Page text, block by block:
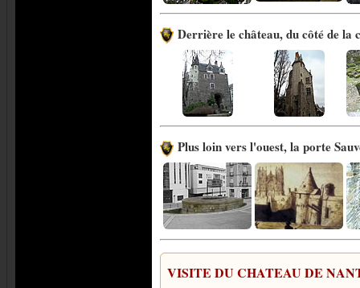
Derrière le château, du côté de la
Plus loin vers l'ouest, la porte
VISITE DU CHATEAU DE